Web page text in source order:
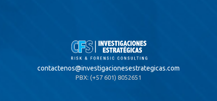
contactenos@investigacionesestrategicas.com
PBX: (+57 601) 8052651